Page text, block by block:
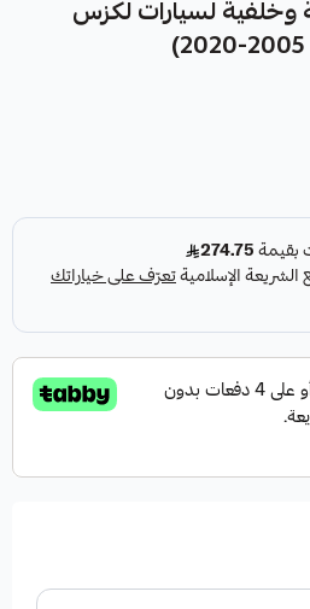
وخلفية لسيارات لكزس
والخلفية كقطعة غيار متينة
والصدأ.